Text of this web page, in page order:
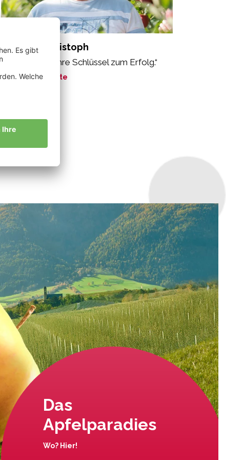
Ausserer Christoph
„Bio ist der wahre Schlüssel zum Erfolg.“
Meine Geschichte
Das
Apfelparadies
Wo? Hier!